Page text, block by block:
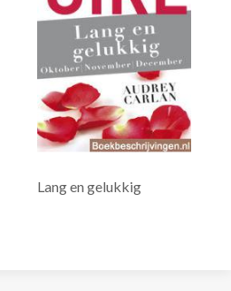
Lang en gelukkig